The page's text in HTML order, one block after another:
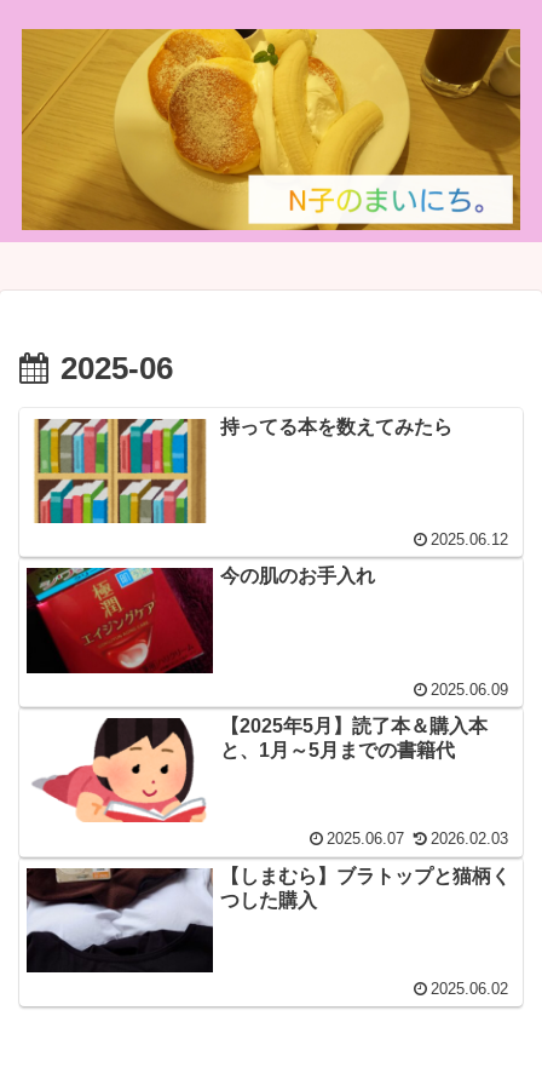
2025-06
持ってる本を数えてみたら
2025.06.12
今の肌のお手入れ
2025.06.09
【2025年5月】読了本＆購入本
と、1月～5月までの書籍代
2025.06.07 2026.02.03
【しまむら】ブラトップと猫柄く
つした購入
2025.06.02